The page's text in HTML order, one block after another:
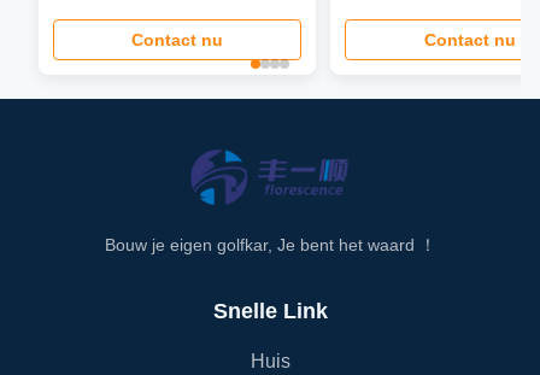
Opvouwbare stoel LCD-
koplamp LED-scherm
Contact nu
Contact nu
Bouw je eigen golfkar, Je bent het waard ！
Snelle Link
Huis